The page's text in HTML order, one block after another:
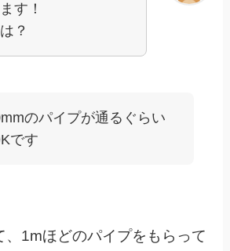
す！
？
のパイプが通るぐらい
です
、1mほどのパイプをもらって